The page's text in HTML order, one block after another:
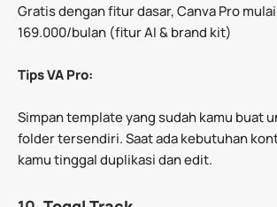
Gratis dengan fitur dasar, Canva Pro
169.000/bulan (fitur AI & brand kit)
Tips VA Pro:
Simpan template yang sudah kamu buat
folder tersendiri. Saat ada kebutuhan
kamu tinggal duplikasi dan edit.